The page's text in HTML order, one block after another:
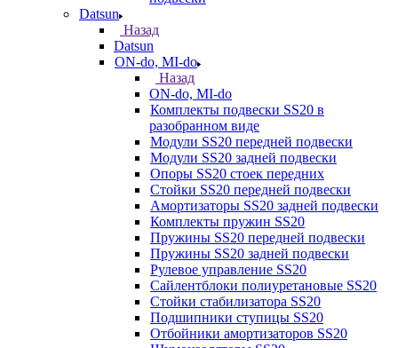
Datsun
Назад
Datsun
ON-do, MI-do
Назад
ON-do, MI-do
Комплекты подвески SS20 в
разобранном виде
Модули SS20 передней подвески
Модули SS20 задней подвески
Опоры SS20 стоек передних
Стойки SS20 передней подвески
Амортизаторы SS20 задней подвески
Комплекты пружин SS20
Пружины SS20 передней подвески
Пружины SS20 задней подвески
Рулевое управление SS20
Сайлентблоки полиуретановые SS20
Стойки стабилизатора SS20
Подшипники ступицы SS20
Отбойники амортизаторов SS20